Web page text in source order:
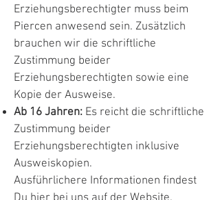
Erziehungsberechtigter muss beim
Piercen anwesend sein. Zusätzlich
brauchen wir die schriftliche
Zustimmung beider
Erziehungsberechtigten sowie eine
Kopie der Ausweise.
Ab 16 Jahren: Es reicht die schriftliche
Zustimmung beider
Erziehungsberechtigten inklusive
Ausweiskopien.
Ausführlichere Informationen findest